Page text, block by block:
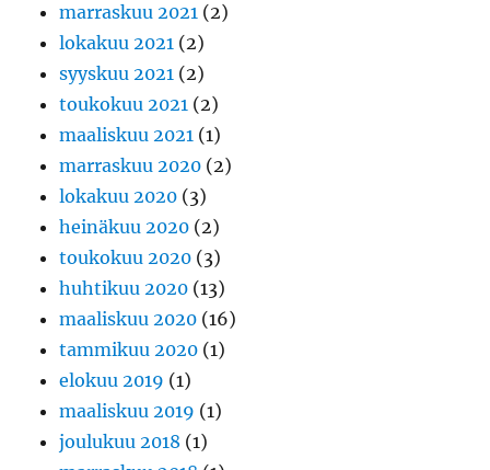
marraskuu 2021 (2)
lokakuu 2021 (2)
syyskuu 2021 (2)
toukokuu 2021 (2)
maaliskuu 2021 (1)
marraskuu 2020 (2)
lokakuu 2020 (3)
heinäkuu 2020 (2)
toukokuu 2020 (3)
huhtikuu 2020 (13)
maaliskuu 2020 (16)
tammikuu 2020 (1)
elokuu 2019 (1)
maaliskuu 2019 (1)
joulukuu 2018 (1)